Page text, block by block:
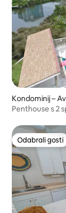
Kondominij –
Penthouse s 2
Odabrali gosti
Odabrali gosti